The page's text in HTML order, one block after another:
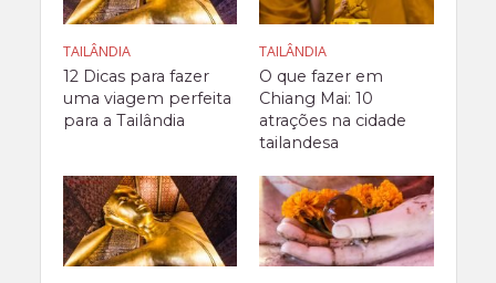
TAILÂNDIA
12 Dicas para fazer
uma viagem perfeita
para a Tailândia
TAILÂNDIA
O que fazer em
Chiang Mai: 10
atrações na cidade
tailandesa